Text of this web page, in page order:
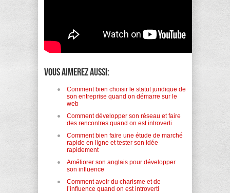
Vous aimerez aussi:
Comment bien choisir le statut juridique de
son entreprise quand on démarre sur le
web
Comment développer son réseau et faire
des rencontres quand on est introverti
Comment bien faire une étude de marché
rapide en ligne et tester son idée
rapidement
Améliorer son anglais pour développer
son influence
Comment avoir du charisme et de
l’influence quand on est introverti